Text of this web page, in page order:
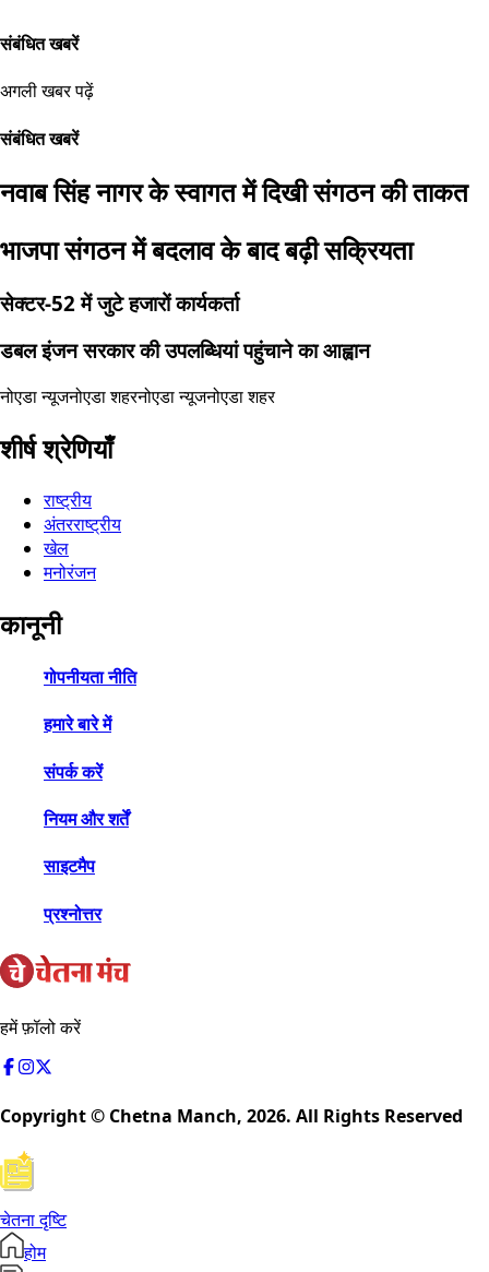
संबंधित खबरें
अगली खबर पढ़ें
संबंधित खबरें
नवाब सिंह नागर के स्वागत में दिखी संगठन की ताकत
भाजपा संगठन में बदलाव के बाद बढ़ी सक्रियता
सेक्टर-52 में जुटे हजारों कार्यकर्ता
डबल इंजन सरकार की उपलब्धियां पहुंचाने का आह्वान
नोएडा न्यूजनोएडा शहरनोएडा न्यूजनोएडा शहर
शीर्ष श्रेणियाँ
राष्ट्रीय
अंतरराष्ट्रीय
खेल
मनोरंजन
कानूनी
गोपनीयता नीति
हमारे बारे में
संपर्क करें
नियम और शर्तें
साइटमैप
प्रश्नोत्तर
हमें फ़ॉलो करें
Copyright © Chetna Manch, 2026. All Rights Reserved
चेतना दृष्टि
होम